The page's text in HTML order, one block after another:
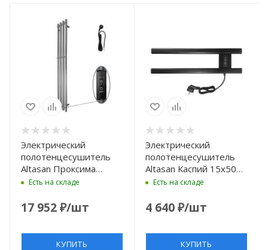
Электрический
полотенцесушитель
Altasan Проксима
115х21
цвет Графит
Есть на складе
17 952₽/шт
КУПИТЬ
Электрический
полотенцесушитель
Altasan Каспий 15x50
КаспийПрофСП5015Ч
Есть на складе
4 640₽/шт
КУПИТЬ